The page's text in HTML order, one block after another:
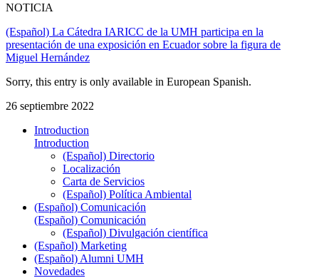
NOTICIA
(Español) La Cátedra IARICC de la UMH participa en la
presentación de una exposición en Ecuador sobre la figura de
Miguel Hernández
Sorry, this entry is only available in European Spanish.
26 septiembre 2022
Introduction
Introduction
(Español) Directorio
Localización
Carta de Servicios
(Español) Política Ambiental
(Español) Comunicación
(Español) Comunicación
(Español) Divulgación científica
(Español) Marketing
(Español) Alumni UMH
Novedades